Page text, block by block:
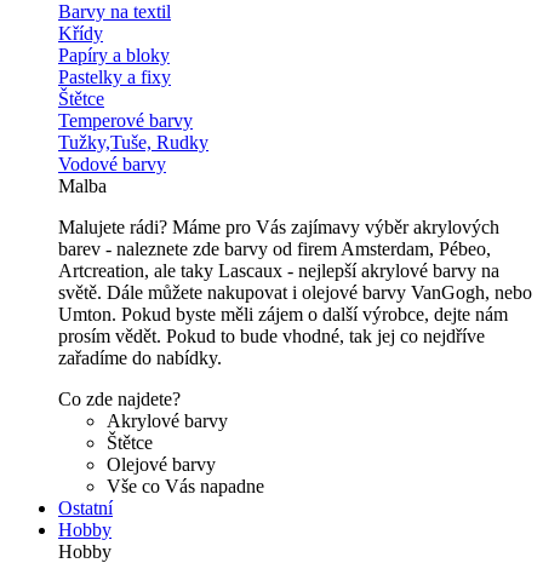
Barvy na textil
Křídy
Papíry a bloky
Pastelky a fixy
Štětce
Temperové barvy
Tužky,Tuše, Rudky
Vodové barvy
Malba
Malujete rádi? Máme pro Vás zajímavy výběr akrylových
barev - naleznete zde barvy od firem Amsterdam, Pébeo,
Artcreation, ale taky Lascaux - nejlepší akrylové barvy na
světě. Dále můžete nakupovat i olejové barvy VanGogh, nebo
Umton. Pokud byste měli zájem o další výrobce, dejte nám
prosím vědět. Pokud to bude vhodné, tak jej co nejdříve
zařadíme do nabídky.
Co zde najdete?
Akrylové barvy
Štětce
Olejové barvy
Vše co Vás napadne
Ostatní
Hobby
Hobby